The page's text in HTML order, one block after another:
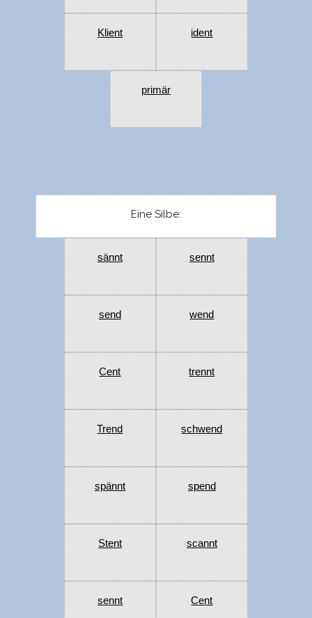
Klient ident
primär
Eine Silbe:
sännt sennt
send wend
Cent trennt
Trend schwend
spännt spend
Stent scannt
sennt Cent